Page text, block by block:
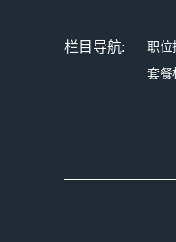
栏目导航: 职位
套餐